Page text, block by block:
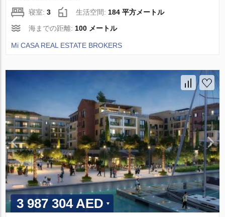
寝室:3 生活空間: 184 平方メートル
海までの距離: 100 メートル
Mi CASA REAL ESTATE BROKERS
3 987 304 AED